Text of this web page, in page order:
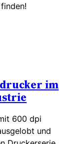
im
600 dpi
und